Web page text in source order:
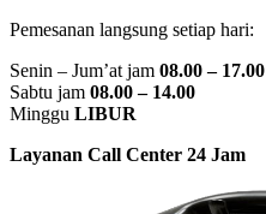
Pemesanan langsung setiap hari:
Senin – Jum’at jam 08.00 – 17.00
Sabtu jam 08.00 – 14.00
Minggu LIBUR
Layanan Call Center 24 Jam